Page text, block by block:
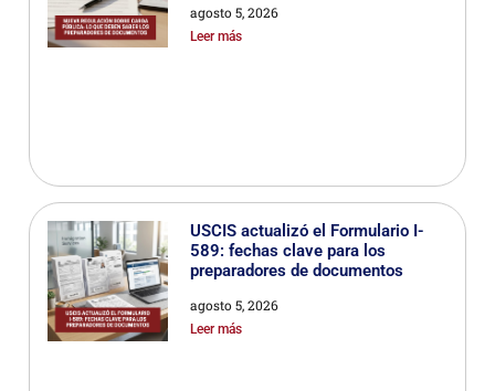
agosto 5, 2026
Leer más
USCIS actualizó el Formulario I-
589: fechas clave para los
preparadores de documentos
agosto 5, 2026
Leer más